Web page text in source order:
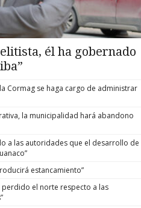
él ha gobernado
Cormag se haga cargo de administrar
la municipalidad hará abandono
a las autoridades que el desarrollo de
estancamiento”
el norte respecto a las